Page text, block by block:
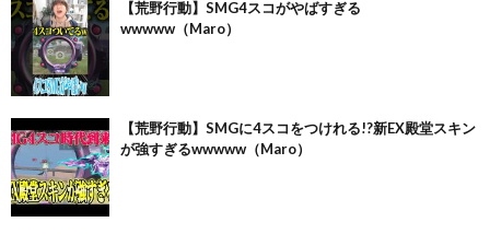
【荒野行動】SMG4スコがやばすぎる
wwwww（Maro）
【荒野行動】SMGに4スコをつけれる!?新EX殿堂スキン
が強すぎるwwwww（Maro）